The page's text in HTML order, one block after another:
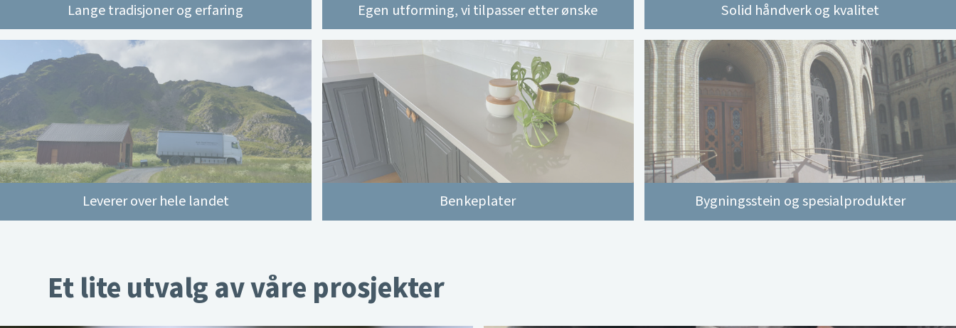
Lange tradisjoner og erfaring Egen utforming, vi tilpasser etter ønske Solid håndverk og kvalitet
Leverer over hele landet Benkeplater Bygningsstein og spesialprodukter
Et lite utvalg av våre prosjekter